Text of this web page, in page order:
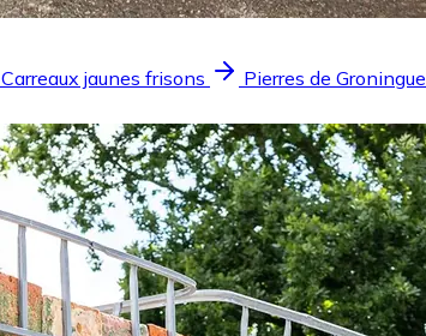
Carreaux jaunes frisons Pierres de Groningue